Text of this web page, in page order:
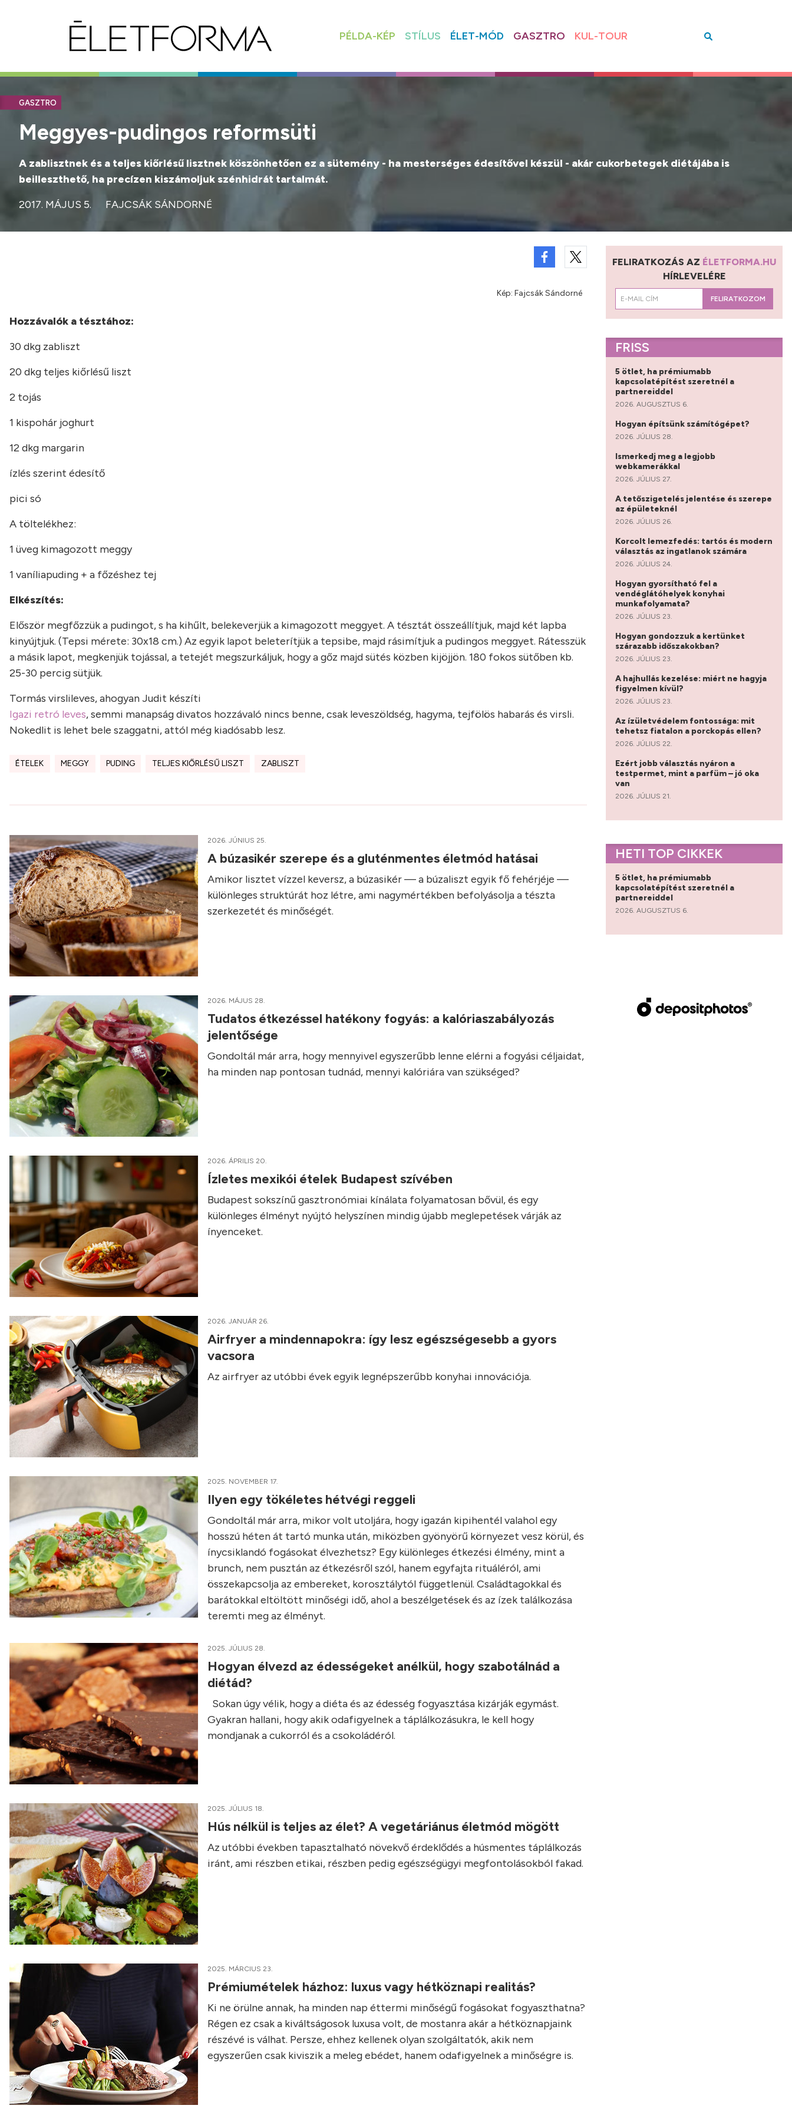
PÉLDA-KÉP STÍLUS ÉLET-MÓD GASZTRO KUL-TOUR
GASZTRO
Meggyes-pudingos reformsüti
A zablisztnek és a teljes kiőrlésű lisztnek köszönhetően ez a sütemény - ha mesterséges édesítővel készül - akár cukorbetegek diétájába is
beilleszthető, ha precízen kiszámoljuk szénhidrát tartalmát.
2017. MÁJUS 5.
FAJCSÁK SÁNDORNÉ
Kép: Fajcsák Sándorné
Hozzávalók a tésztához:
30 dkg zabliszt
20 dkg teljes kiőrlésű liszt
2 tojás
1 kispohár joghurt
12 dkg margarin
ízlés szerint édesítő
pici só
A töltelékhez:
1 üveg kimagozott meggy
1 vaníliapuding + a főzéshez tej
Elkészítés:
Először megfőzzük a pudingot, s ha kihűlt, belekeverjük a kimagozott meggyet. A tésztát összeállítjuk, majd két lapba
kinyújtjuk. (Tepsi mérete: 30x18 cm.) Az egyik lapot beleterítjük a tepsibe, majd rásimítjuk a pudingos meggyet. Rátesszük
a másik lapot, megkenjük tojással, a tetejét megszurkáljuk, hogy a gőz majd sütés közben kijöjjön. 180 fokos sütőben kb.
25-30 percig sütjük.
Tormás virslileves, ahogyan Judit készíti
Igazi retró leves, semmi manapság divatos hozzávaló nincs benne, csak leveszöldség, hagyma, tejfölös habarás és virsli.
Nokedlit is lehet bele szaggatni, attól még kiadósabb lesz.
ÉTELEK MEGGY PUDING TELJES KIŐRLÉSŰ LISZT ZABLISZT
2026. JÚNIUS 25.
A búzasikér szerepe és a gluténmentes életmód hatásai
Amikor lisztet vízzel keversz, a búzasikér — a búzaliszt egyik fő fehérjéje —
különleges struktúrát hoz létre, ami nagymértékben befolyásolja a tészta
szerkezetét és minőségét.
2026. MÁJUS 28.
Tudatos étkezéssel hatékony fogyás: a kalóriaszabályozás
jelentősége
Gondoltál már arra, hogy mennyivel egyszerűbb lenne elérni a fogyási céljaidat,
ha minden nap pontosan tudnád, mennyi kalóriára van szükséged?
2026. ÁPRILIS 20.
Ízletes mexikói ételek Budapest szívében
Budapest sokszínű gasztronómiai kínálata folyamatosan bővül, és egy
különleges élményt nyújtó helyszínen mindig újabb meglepetések várják az
ínyenceket.
2026. JANUÁR 26.
Airfryer a mindennapokra: így lesz egészségesebb a gyors
vacsora
Az airfryer az utóbbi évek egyik legnépszerűbb konyhai innovációja.
2025. NOVEMBER 17.
Ilyen egy tökéletes hétvégi reggeli
Gondoltál már arra, mikor volt utoljára, hogy igazán kipihentél valahol egy
hosszú héten át tartó munka után, miközben gyönyörű környezet vesz körül, és
ínycsiklandó fogásokat élvezhetsz? Egy különleges étkezési élmény, mint a
brunch, nem pusztán az étkezésről szól, hanem egyfajta rituáléról, ami
összekapcsolja az embereket, korosztálytól függetlenül. Családtagokkal és
barátokkal eltöltött minőségi idő, ahol a beszélgetések és az ízek találkozása
teremti meg az élményt.
2025. JÚLIUS 28.
Hogyan élvezd az édességeket anélkül, hogy szabotálnád a
diétád?
Sokan úgy vélik, hogy a diéta és az édesség fogyasztása kizárják egymást.
Gyakran hallani, hogy akik odafigyelnek a táplálkozásukra, le kell hogy
mondjanak a cukorról és a csokoládéról.
2025. JÚLIUS 18.
Hús nélkül is teljes az élet? A vegetáriánus életmód mögött
Az utóbbi években tapasztalható növekvő érdeklődés a húsmentes táplálkozás
iránt, ami részben etikai, részben pedig egészségügyi megfontolásokból fakad.
2025. MÁRCIUS 23.
Prémiumételek házhoz: luxus vagy hétköznapi realitás?
Ki ne örülne annak, ha minden nap éttermi minőségű fogásokat fogyaszthatna?
Régen ez csak a kiváltságosok luxusa volt, de mostanra akár a hétköznapjaink
részévé is válhat. Persze, ehhez kellenek olyan szolgáltatók, akik nem
egyszerűen csak kiviszik a meleg ebédet, hanem odafigyelnek a minőségre is.
FELIRATKOZÁS AZ ÉLETFORMA.HU
HÍRLEVELÉRE
FELIRATKOZOM
FRISS
5 ötlet, ha prémiumabb
kapcsolatépítést szeretnél a
partnereiddel
2026. AUGUSZTUS 6.
Hogyan építsünk számítógépet?
2026. JÚLIUS 28.
Ismerkedj meg a legjobb
webkamerákkal
2026. JÚLIUS 27.
A tetőszigetelés jelentése és szerepe
az épületeknél
2026. JÚLIUS 26.
Korcolt lemezfedés: tartós és modern
választás az ingatlanok számára
2026. JÚLIUS 24.
Hogyan gyorsítható fel a
vendéglátóhelyek konyhai
munkafolyamata?
2026. JÚLIUS 23.
Hogyan gondozzuk a kertünket
szárazabb időszakokban?
2026. JÚLIUS 23.
A hajhullás kezelése: miért ne hagyja
figyelmen kívül?
2026. JÚLIUS 23.
Az ízületvédelem fontossága: mit
tehetsz fiatalon a porckopás ellen?
2026. JÚLIUS 22.
Ezért jobb választás nyáron a
testpermet, mint a parfüm – jó oka
van
2026. JÚLIUS 21.
HETI TOP CIKKEK
5 ötlet, ha prémiumabb
kapcsolatépítést szeretnél a
partnereiddel
2026. AUGUSZTUS 6.